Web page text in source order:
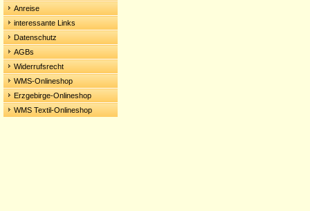
Anreise
interessante Links
Datenschutz
AGBs
Widerrufsrecht
WMS-Onlineshop
Erzgebirge-Onlineshop
WMS Textil-Onlineshop